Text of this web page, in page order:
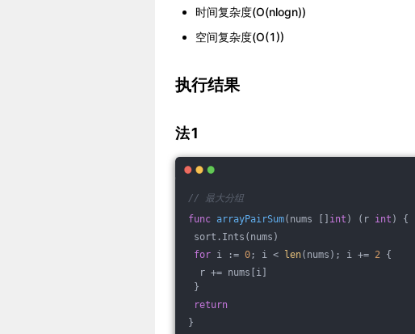
时间复杂度(O(nlogn))
空间复杂度(O(1))
执行结果
法1
// 最大分组
func arrayPairSum(nums [] int ) (r int )
{
sort.Ints(nums)
for i := 0; i < len(nums); i += 2 {
r += nums[i]
}
return
}